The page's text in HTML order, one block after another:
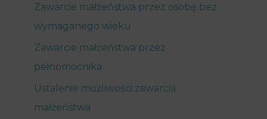
Zawarcie małżeństwa przez osobę bez
wymaganego wieku
Zawarcie małżeństwa przez
pełnomocnika
Ustalenie możliwości zawarcia
małżeństwa